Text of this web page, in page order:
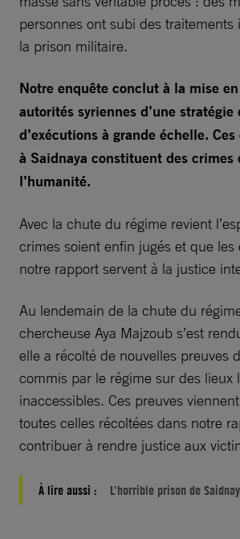
personnes ont subi des
la prison militaire.
Notre enquête conclut à la mise
autorités syriennes d’une
d’exécutions à grande échelle.
à Saidnaya constituent des crimes
l’humanité.
Avec la chute du régime revient
crimes soient enfin jugés et que les
notre rapport servent à la justice
Au lendemain de la chute du
chercheuse Aya Majzoub s’est
elle a récolté de nouvelles preuves
commis par le régime sur des lieux
inaccessibles. Ces preuves viennent
toutes celles récoltées dans notre
contribuer à rendre justice aux
À lire aussi : L’horrible prison de